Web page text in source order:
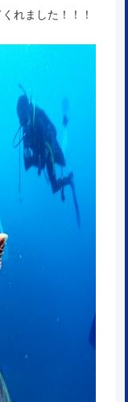
れました！！！